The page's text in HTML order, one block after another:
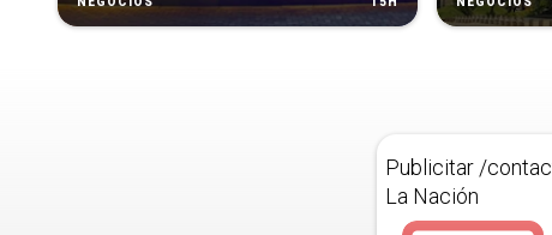
Publicitar /
La Nación